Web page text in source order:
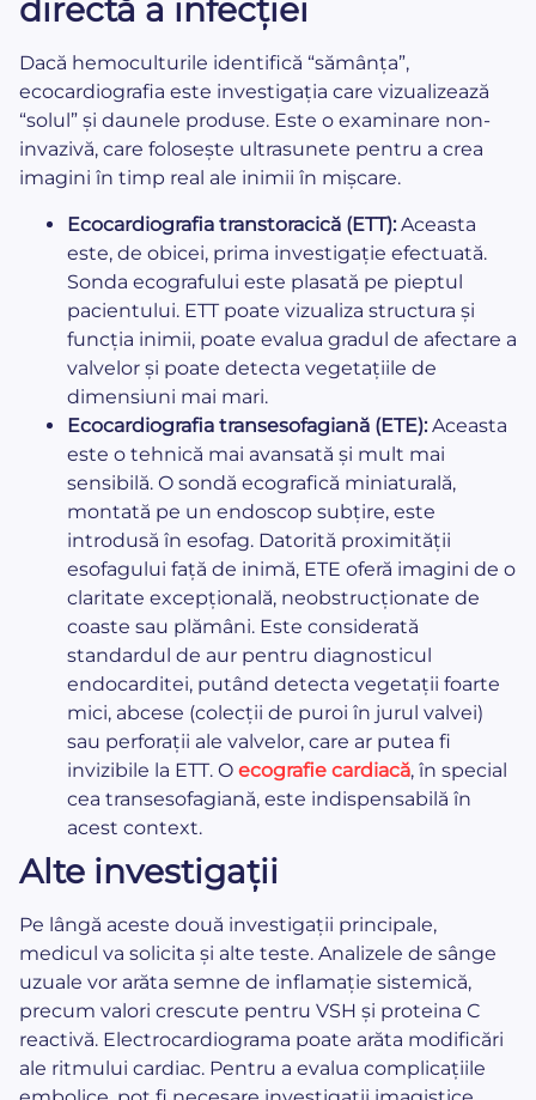
directă a infecției
Dacă hemoculturile identifică “sămânța”,
ecocardiografia este investigația care vizualizează
“solul” și daunele produse. Este o examinare non-
invazivă, care folosește ultrasunete pentru a crea
imagini în timp real ale inimii în mișcare.
Ecocardiografia transtoracică (ETT):Aceasta
este, de obicei, prima investigație efectuată.
Sonda ecografului este plasată pe pieptul
pacientului. ETT poate vizualiza structura și
funcția inimii, poate evalua gradul de afectare a
valvelor și poate detecta vegetațiile de
dimensiuni mai mari.
Ecocardiografia transesofagiană (ETE):Aceasta
este o tehnică mai avansată și mult mai
sensibilă. O sondă ecografică miniaturală,
montată pe un endoscop subțire, este
introdusă în esofag. Datorită proximității
esofagului față de inimă, ETE oferă imagini de o
claritate excepțională, neobstrucționate de
coaste sau plămâni. Este considerată
standardul de aur pentru diagnosticul
endocarditei, putând detecta vegetații foarte
mici, abcese (colecții de puroi în jurul valvei)
sau perforații ale valvelor, care ar putea fi
invizibile la ETT. O ecografie cardiacă, în special
cea transesofagiană, este indispensabilă în
acest context.
Alte investigații
Pe lângă aceste două investigații principale,
medicul va solicita și alte teste. Analizele de sânge
uzuale vor arăta semne de inflamație sistemică,
precum valori crescute pentru VSH și proteina C
reactivă. Electrocardiograma poate arăta modificări
ale ritmului cardiac. Pentru a evalua complicațiile